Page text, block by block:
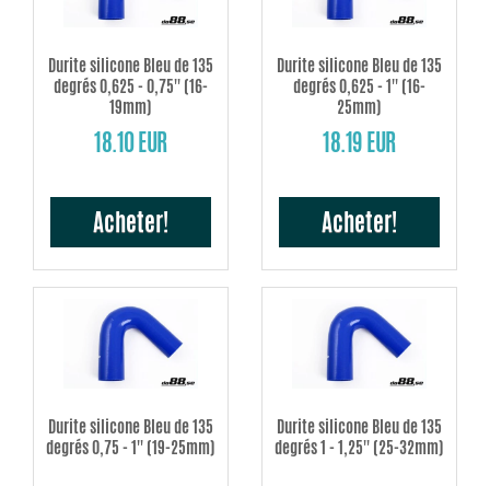
Durite silicone Bleu de 135
degrés 0,625 - 0,75'' (16-
19mm)
18.10 EUR
Acheter!
Durite silicone Bleu de 135
degrés 0,625 - 1'' (16-
25mm)
18.19 EUR
Acheter!
Durite silicone Bleu de 135
degrés 0,75 - 1'' (19-25mm)
Durite silicone Bleu de 135
degrés 1 - 1,25'' (25-32mm)